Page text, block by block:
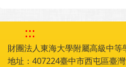
:::
財團法人東海大學附屬高級中等
地址：407224臺中市西屯區臺